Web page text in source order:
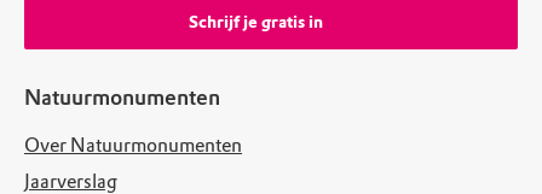
Natuurmonumenten
Over Natuurmonumenten
Jaarverslag
Schrijf je gratis in